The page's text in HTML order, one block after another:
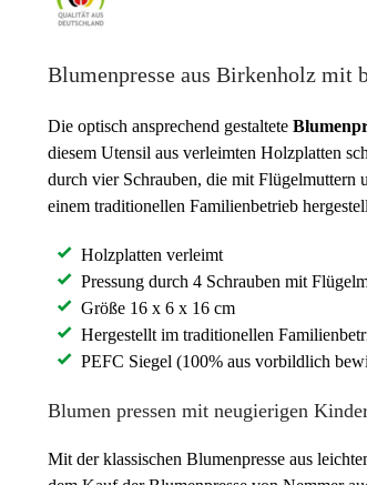
Blumenpresse aus Birkenholz mit
Die optisch ansprechend gestaltete
diesem Utensil aus verleimten Holzplatten
durch vier Schrauben, die mit Flügelmuttern
einem traditionellen Familienbetrieb
Holzplatten verleimt
Pressung durch 4 Schrauben mit
Größe 16 x 6 x 16 cm
Hergestellt im traditionellen
PEFC Siegel (100% aus vorbildlich
Blumen pressen mit neugierigen
Mit der klassischen Blumenpresse aus